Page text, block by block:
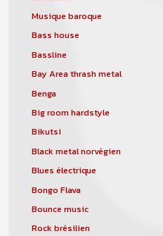
Musique baroque
Bass house
Bassline
Bay Area thrash metal
Benga
Big room hardstyle
Bikutsi
Black metal norvégien
Blues électrique
Bongo Flava
Bounce music
Rock brésilien